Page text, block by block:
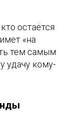
остаётся
«на
тем самым
удачу кому-